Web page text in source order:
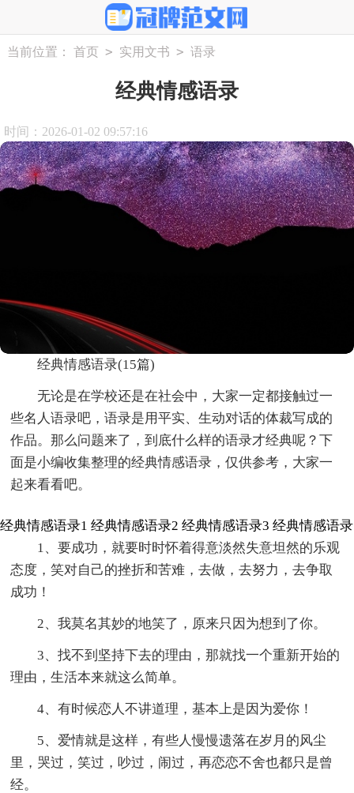
当前位置： 首页 > 实用文书 > 语录
经典情感语录
时间：2026-01-02 09:57:16
经典情感语录(15篇)
无论是在学校还是在社会中，大家一定都接触过一
些名人语录吧，语录是用平实、生动对话的体裁写成的
作品。那么问题来了，到底什么样的语录才经典呢？下
面是小编收集整理的经典情感语录，仅供参考，大家一
起来看看吧。
经典情感语录1
1、要成功，就要时时怀着得意淡然失意坦然的乐观
态度，笑对自己的挫折和苦难，去做，去努力，去争取
成功！
2、我莫名其妙的地笑了，原来只因为想到了你。
3、找不到坚持下去的理由，那就找一个重新开始的
理由，生活本来就这么简单。
4、有时候恋人不讲道理，基本上是因为爱你！
5、爱情就是这样，有些人慢慢遗落在岁月的风尘
里，哭过，笑过，吵过，闹过，再恋恋不舍也都只是曾
经。
经典情感语录2 经典情感语录3 经典情感语录